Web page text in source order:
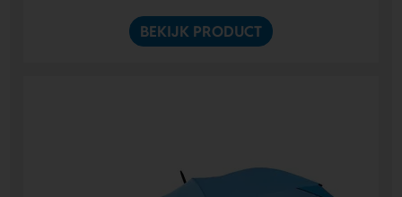
BEKIJK PRODUCT